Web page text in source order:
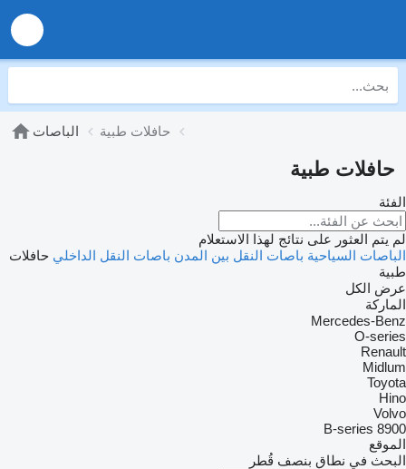
الباصات حافلات طبية
حافلات طبية
الفئة
لم يتم العثور على نتائج لهذا الاستعلام
الباصات السياحية باصات النقل بين المدن باصات النقل الداخلي حافلات
طبية
عرض الكل
الماركة
Mercedes-Benz
O-series
Renault
Midlum
Toyota
Hino
Volvo
8900
B-series
الموقع
البحث في نطاق بنصف قُطر